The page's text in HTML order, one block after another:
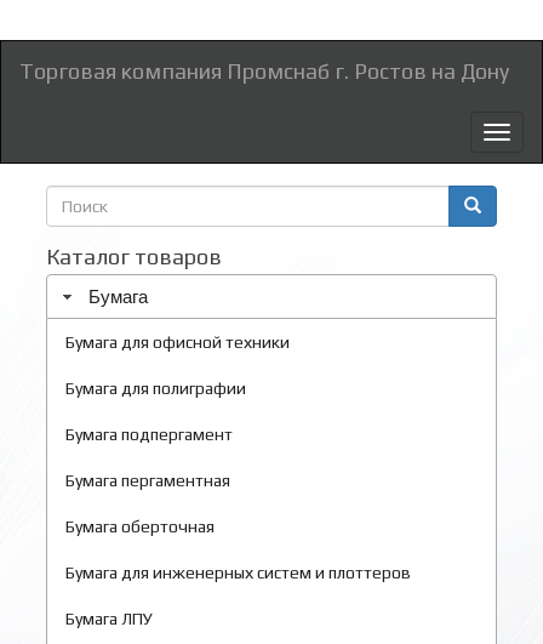
Торговая компания Промснаб г. Ростов на Дону
Форма
поиска
Каталог товаров
Бумага
Бумага для офисной техники
Бумага для полиграфии
Бумага подпергамент
Бумага пергаментная
Бумага оберточная
Бумага для инженерных систем и плоттеров
Бумага ЛПУ